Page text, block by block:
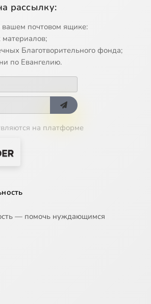
рассылку:
почтовом ящике:
Благотворительного фонда;
по Евангелию.
на платформе
— помочь нуждающимся